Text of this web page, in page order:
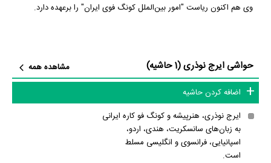
وی هم اکنون ریاست "امور بین‌الملل کونگ فوی ایران" را برعهده‌ دارد.
حواشی ایرج نوذری (1 حاشیه)
مشاهده همه
اضافه کردن حاشیه
ایرج نوذری، هنرپیشه و کونگ فو کاره ایرانی
به زبان‌های سانسکریت، هندی، اردو،
اسپانیایی، فرانسوی و انگلیسی مسلط
است.